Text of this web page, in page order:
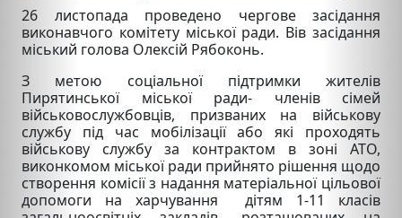
26 листопада проведено чергове засідання
виконавчого комітету міської ради. Вів засідання
міський голова Олексій Рябоконь.
З метою соціальної підтримки жителів
Пирятинської міської ради- членів сімей
військовослужбовців, призваних на військову
службу під час мобілізації або які проходять
військову службу за контрактом в зоні АТО,
виконкомом міської ради прийнято рішення щодо
створення комісії з надання матеріальної цільової
допомоги на харчування дітям 1-11 класів